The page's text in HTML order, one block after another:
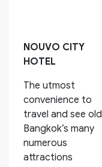
NOUVO CITY
HOTEL
The utmost
convenience to
travel and see old
Bangkok’s many
numerous
attractions